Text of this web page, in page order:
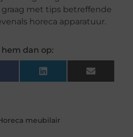
met tips betreffende
horeca apparatuur.
dan op:
LinkedIn Email
meubilair